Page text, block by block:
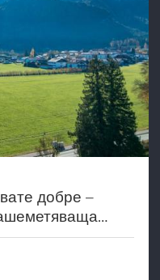
добре –
Гмайн